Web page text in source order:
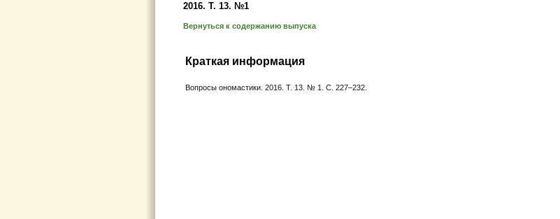
2016. T. 13. №1
Вернуться к содержанию выпуска
Краткая информация
Вопросы ономастики. 2016. Т. 13. № 1. C. 227–232.